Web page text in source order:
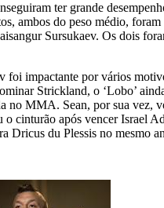
ter grande
ambos do peso médio, foram
Sursukaev. Os dois
foi impactante por vários
Strickland, o ‘Lobo’
no MMA. Sean, por sua vez,
o cinturão após vencer Israel
Dricus du Plessis no mesmo